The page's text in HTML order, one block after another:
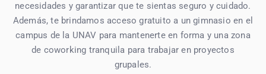
necesidades y garantizar que te sientas seguro y cuidado.
Además, te brindamos acceso gratuito a un gimnasio en el
campus de la UNAV para mantenerte en forma y una zona
de coworking tranquila para trabajar en proyectos
grupales.